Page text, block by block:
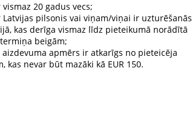
20 gadus vecs;
pilsonis vai viņam/viņai ir uzturēšanās
kas derīga vismaz līdz pieteikumā norādītā
beigām;
aizdevuma apmērs ir atkarīgs no pieteicēja
kas nevar būt mazāki kā EUR 150.